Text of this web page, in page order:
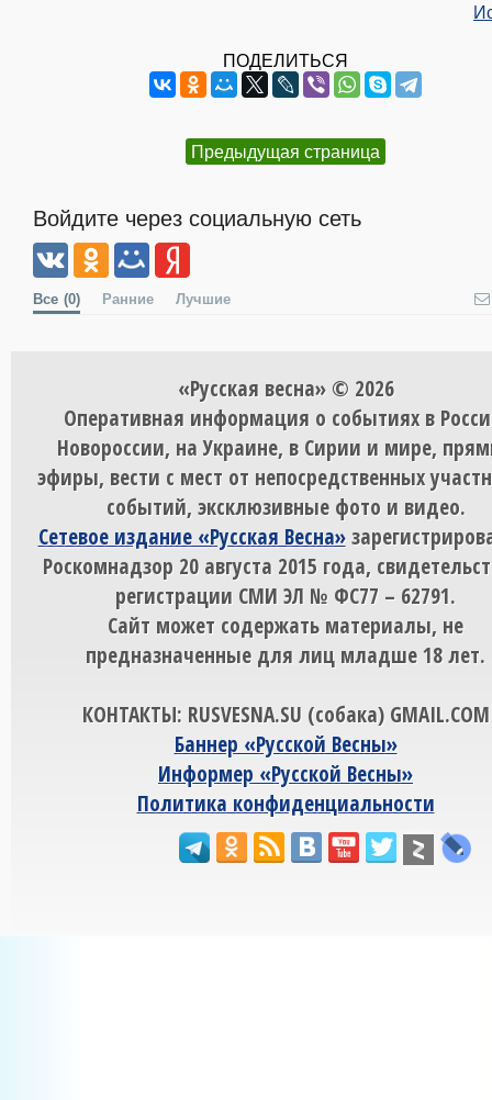
ПОДЕЛИТЬСЯ
Предыдущая страница
Войдите через социальную сеть
Все (0) Ранние Лучшие
«Русская весна» © 2026
Оперативная информация о событиях в
Новороссии, на Украине, в Сирии и мире,
эфиры, вести с мест от непосредственных
событий, эксклюзивные фото и видео.
Сетевое издание «Русская Весна»
Роскомнадзор 20 августа 2015 года,
регистрации СМИ ЭЛ № ФС77 – 62791.
Сайт может содержать материалы, не
предназначенные для лиц младше 18 лет.
КОНТАКТЫ: RUSVESNA.SU (собака) GMAIL.COM
Баннер «Русской Весны»
Информер «Русской Весны»
Политика конфиденциальности